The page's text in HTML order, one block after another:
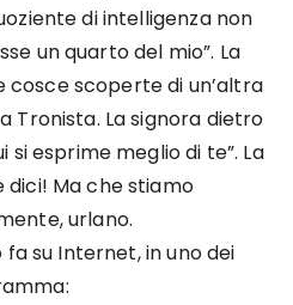
di intelligenza non
un quarto del mio”. La
scoperte di un’altra
Tronista. La signora dietro
si esprime meglio di te”. La
dici! Ma che stiamo
urlano.
fa su Internet, in uno dei